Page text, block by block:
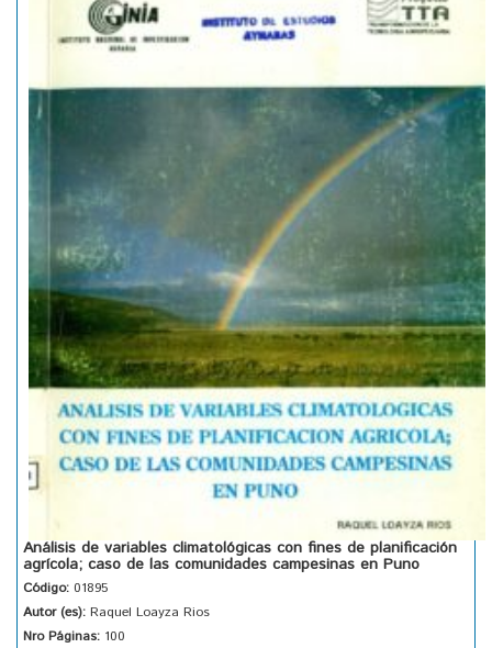
Análisis de variables climatológicas con fines de planificación
agrícola; caso de las comunidades campesinas en Puno
Código: 01895
Autor (es): Raquel Loayza Rios
Nro Páginas: 100